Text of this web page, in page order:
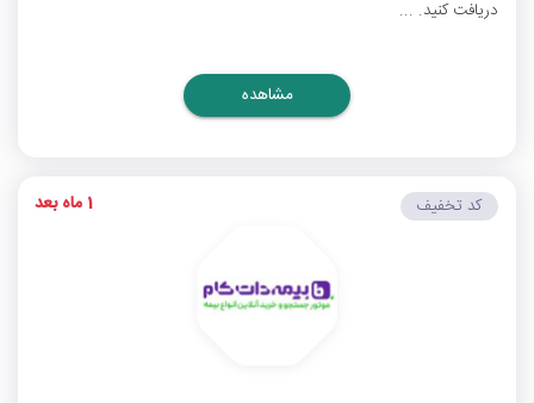
دریافت کنید. ...
مشاهده
کد تخفیف 1 ماه بعد